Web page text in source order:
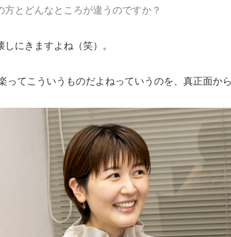
とどんなところが違うのですか？
にきますよね（笑）。
ってこういうものだよねっていうのを、真正面か